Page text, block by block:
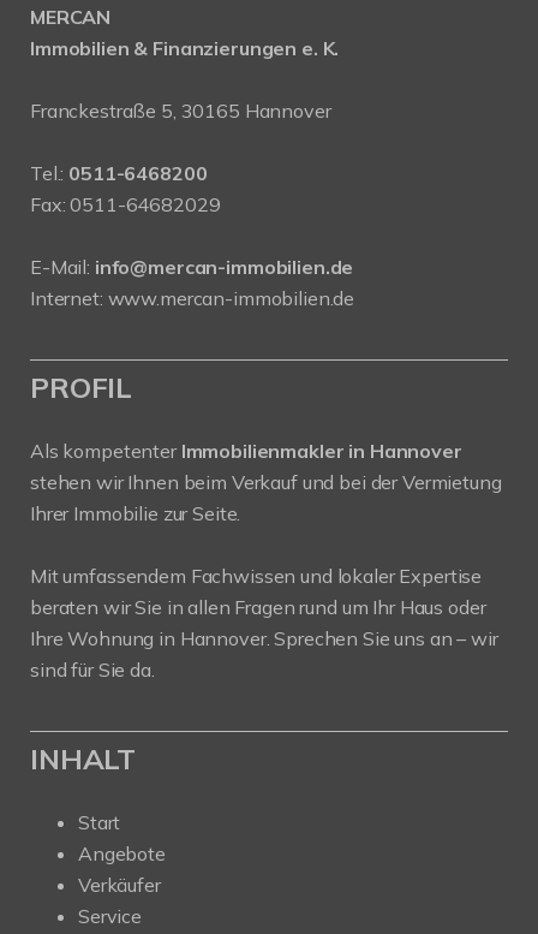
MERCAN
Immobilien & Finanzierungen e. K.
Franckestraße 5, 30165 Hannover
Tel.: 0511-6468200
Fax: 0511-64682029
E-Mail: info@mercan-immobilien.de
Internet: www.mercan-immobilien.de
PROFIL
Als kompetenter Immobilienmakler in Hannover
stehen wir Ihnen beim Verkauf und bei der Vermietung
Ihrer Immobilie zur Seite.
Mit umfassendem Fachwissen und lokaler Expertise
beraten wir Sie in allen Fragen rund um Ihr Haus oder
Ihre Wohnung in Hannover. Sprechen Sie uns an – wir
sind für Sie da.
INHALT
Start
Angebote
Verkäufer
Service